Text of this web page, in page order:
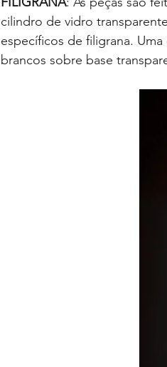
cilindro de vidro
específicos de filigrana. Uma
brancos sobre base